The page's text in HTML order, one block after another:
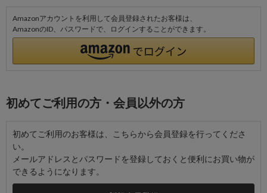
Amazonアカウントを利用して会員登録されたお客様は、
AmazonのID、パスワードで、ログインすることができます。
初めてご利用の方・会員以外の方
初めてご利用のお客様は、こちらから会員登録を行ってくださ
い。
メールアドレスとパスワードを登録しておくと便利にお買い物が
できるようになります。